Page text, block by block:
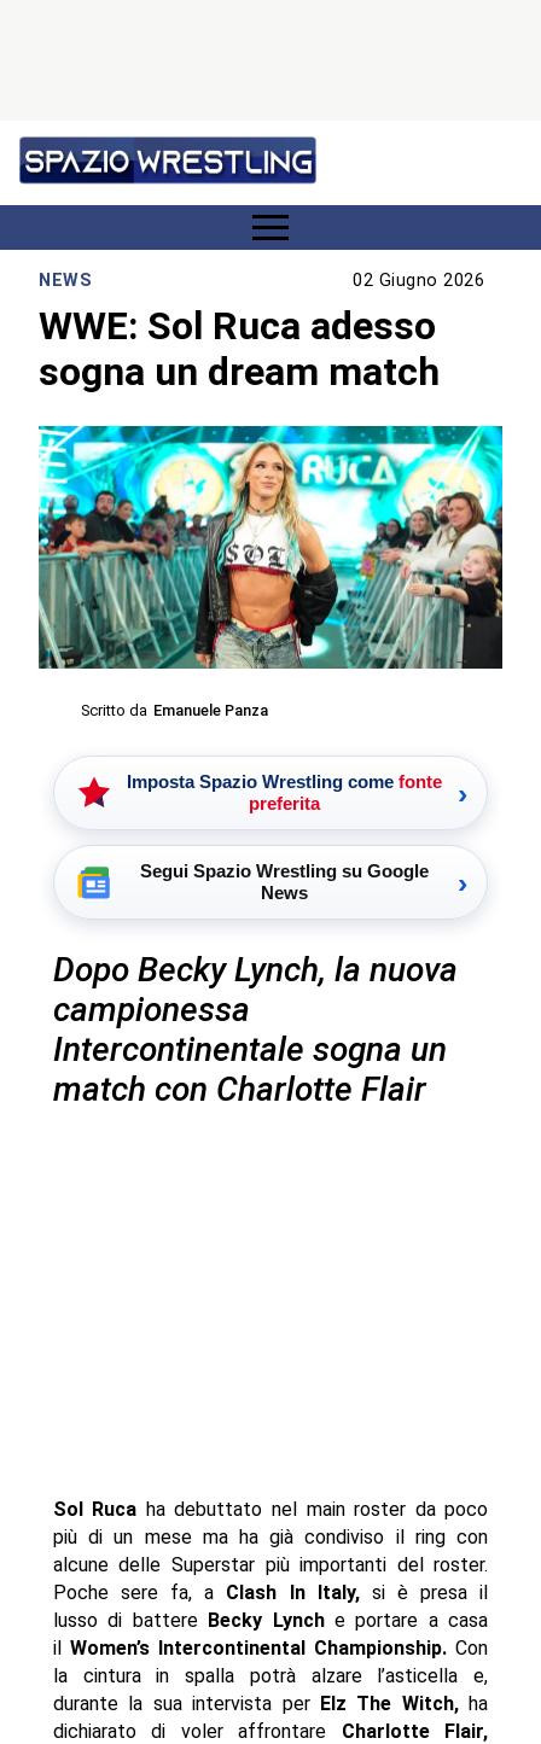
NEWS 02 Giugno 2026
WWE: Sol Ruca adesso
sogna un dream match
Scritto da Emanuele Panza
Imposta Spazio Wrestling come fonte
preferita
›
Segui Spazio Wrestling su Google
News
›
Dopo Becky Lynch, la nuova
campionessa
Intercontinentale sogna un
match con Charlotte Flair
Sol Ruca ha debuttato nel main roster da poco
più di un mese ma ha già condiviso il ring con
alcune delle Superstar più importanti del roster.
Poche sere fa, a Clash In Italy,si è presa il
lusso di battere Becky Lynche portare a casa
il Women’s Intercontinental Championship. Con
la cintura in spalla potrà alzare l’asticella e,
durante la sua intervista per Elz The Witch,ha
dichiarato di voler affrontare Charlotte Flair,